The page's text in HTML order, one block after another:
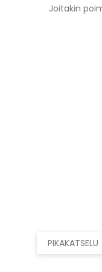
Joitakin
PIKAKATSELU